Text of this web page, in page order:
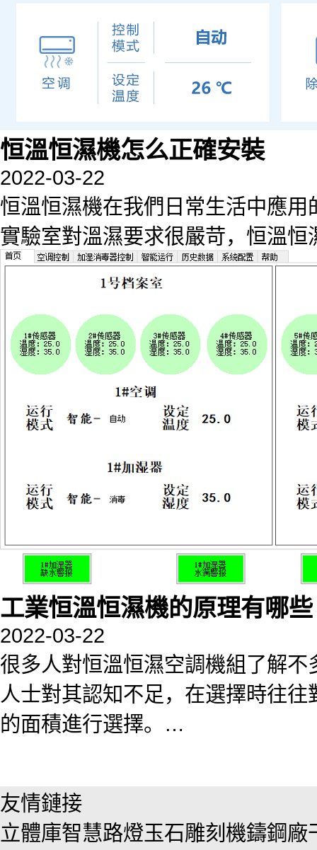
恒溫恒濕機怎么正確安裝
2022-03-22
恒溫恒濕機在我們日常生活中應
實驗室對溫濕要求很嚴苛，恒溫
工業恒溫恒濕機的原理有哪些
2022-03-22
很多人對恒溫恒濕空調機組了解
人士對其認知不足，在選擇時往
的面積進行選擇。…
友情鏈接
立體庫智慧路燈玉石雕刻機鑄鋼廠